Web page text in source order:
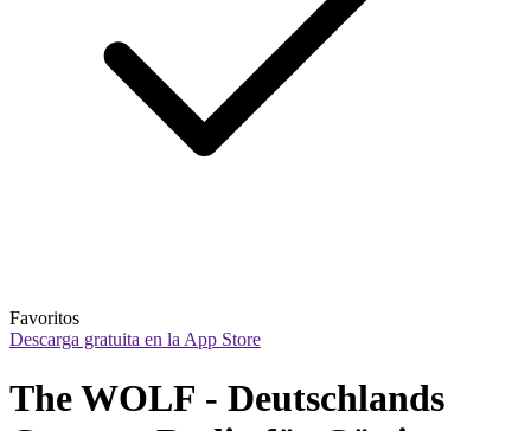
Favoritos
Descarga gratuita en la App Store
The WOLF - Deutschlands